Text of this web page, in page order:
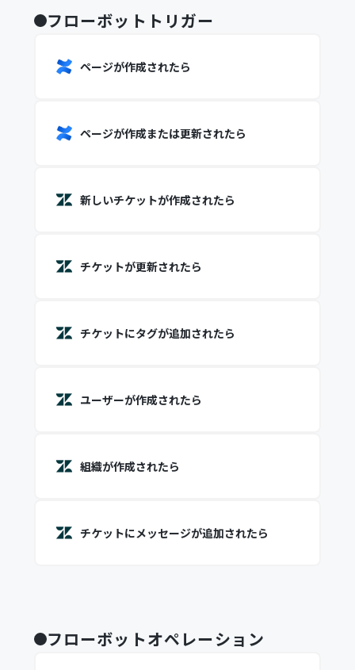
フローボットトリガー
ページが作成されたら
ページが作成または更新されたら
新しいチケットが作成されたら
チケットが更新されたら
チケットにタグが追加されたら
ユーザーが作成されたら
組織が作成されたら
チケットにメッセージが追加されたら
フローボットオペレーション